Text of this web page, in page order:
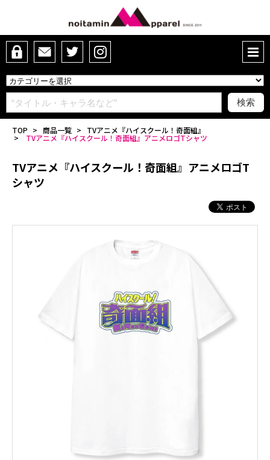
TOP > 商品一覧 > TVアニメ『ハイスクール！奇面組』
> TVアニメ『ハイスクール！奇面組』アニメロゴTシャツ
TVアニメ『ハイスクール！奇面組』アニメロゴT
シャツ